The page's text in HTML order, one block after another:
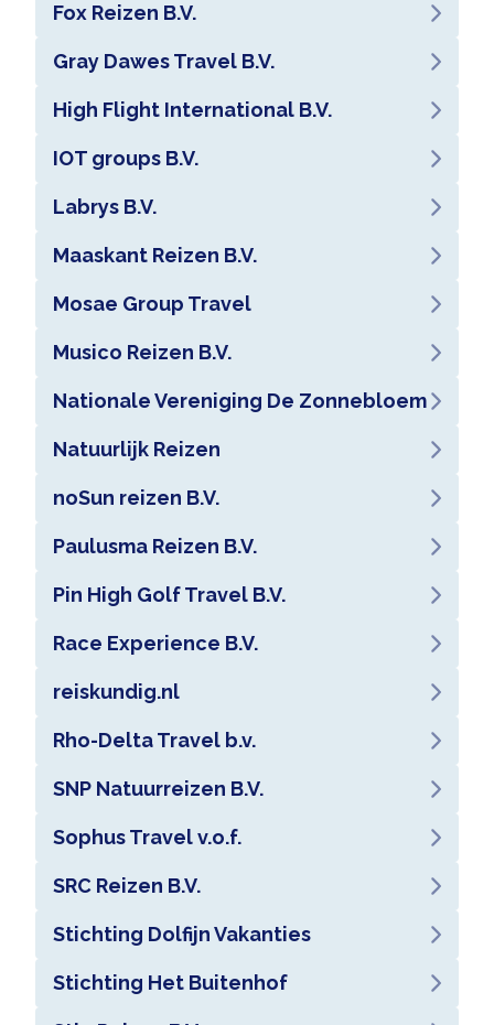
Fox Reizen B.V.
Gray Dawes Travel B.V.
High Flight International B.V.
IOT groups B.V.
Labrys B.V.
Maaskant Reizen B.V.
Mosae Group Travel
Musico Reizen B.V.
Nationale Vereniging De Zonnebloem
Natuurlijk Reizen
noSun reizen B.V.
Paulusma Reizen B.V.
Pin High Golf Travel B.V.
Race Experience B.V.
reiskundig.nl
Rho-Delta Travel b.v.
SNP Natuurreizen B.V.
Sophus Travel v.o.f.
SRC Reizen B.V.
Stichting Dolfijn Vakanties
Stichting Het Buitenhof